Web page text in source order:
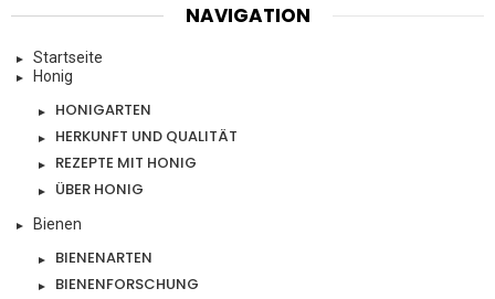
NAVIGATION
Startseite
Honig
HONIGARTEN
HERKUNFT UND QUALITÄT
REZEPTE MIT HONIG
ÜBER HONIG
Bienen
BIENENARTEN
BIENENFORSCHUNG